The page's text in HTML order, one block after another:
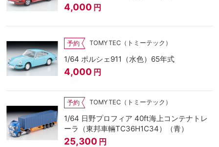
4,000 円
予約 TOMYTEC（トミーテック）
1/64 ポルシェ911（水色）65年式
4,000 円
予約 TOMYTEC（トミーテック）
1/64 日野プロフィア 40ft海上コンテナトレ
ーラ（東邦車輛TC36H1C34）（青）
25,300 円